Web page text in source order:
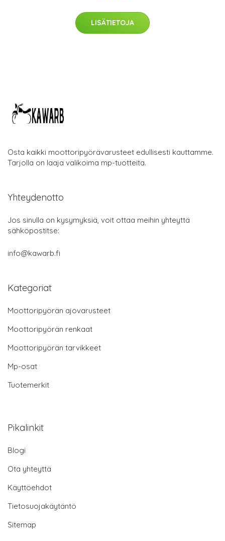
LISÄTIETOJA
Osta kaikki moottoripyörävarusteet edullisesti kauttamme.
Tarjolla on laaja valikoima mp-tuotteita.
Yhteydenotto
Jos sinulla on kysymyksiä, voit ottaa meihin yhteyttä
sähköpostitse:
info@kawarb.fi
Kategoriat
Moottoripyörän ajovarusteet
Moottoripyörän renkaat
Moottoripyörän tarvikkeet
Mp-osat
Tuotemerkit
Pikalinkit
Blogi
Ota yhteyttä
Käyttöehdot
Tietosuojakäytäntö
Sitemap